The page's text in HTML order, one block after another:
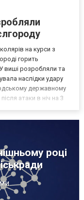
на курси з
горить
У виші розробляли та
наслідки удару
державному
атаки в ніч на 3
році